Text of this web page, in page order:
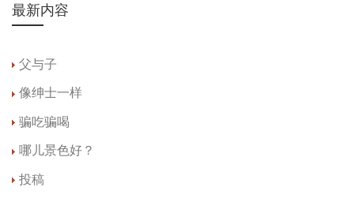
最新内容
父与子
像绅士一样
骗吃骗喝
哪儿景色好？
投稿